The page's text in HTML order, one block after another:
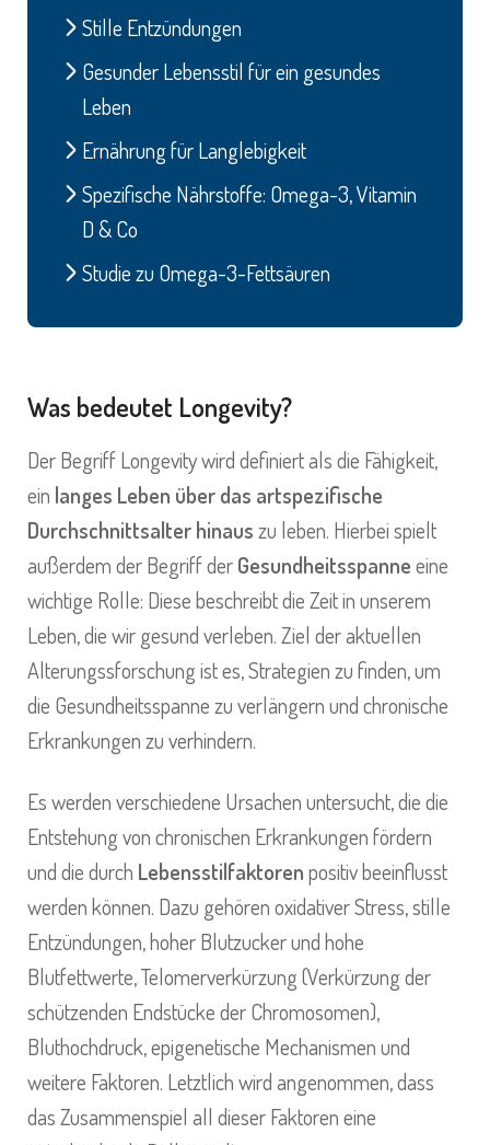
Stille Entzündungen
Gesunder Lebensstil für ein gesundes
Leben
Ernährung für Langlebigkeit
Spezifische Nährstoffe: Omega-3, Vitamin
D & Co
Studie zu Omega-3-Fettsäuren
Was bedeutet Longevity?
Der Begriff Longevity wird definiert als die Fähigkeit,
ein langes Leben über das artspezifische
Durchschnittsalter hinauszu leben. Hierbei spielt
außerdem der Begriff derGesundheitsspanneeine
wichtige Rolle: Diese beschreibt die Zeit in unserem
Leben, die wir gesund verleben. Ziel der aktuellen
Alterungssforschung ist es, Strategien zu finden, um
die Gesundheitsspanne zu verlängern und chronische
Erkrankungen zu verhindern.
Es werden verschiedene Ursachen untersucht, die die
Entstehung von chronischen Erkrankungen fördern
und die durch Lebensstilfaktorenpositiv beeinflusst
werden können. Dazu gehören oxidativer Stress, stille
Entzündungen, hoher Blutzucker und hohe
Blutfettwerte, Telomerverkürzung (Verkürzung der
schützenden Endstücke der Chromosomen),
Bluthochdruck, epigenetische Mechanismen und
weitere Faktoren. Letztlich wird angenommen, dass
das Zusammenspiel all dieser Faktoren eine